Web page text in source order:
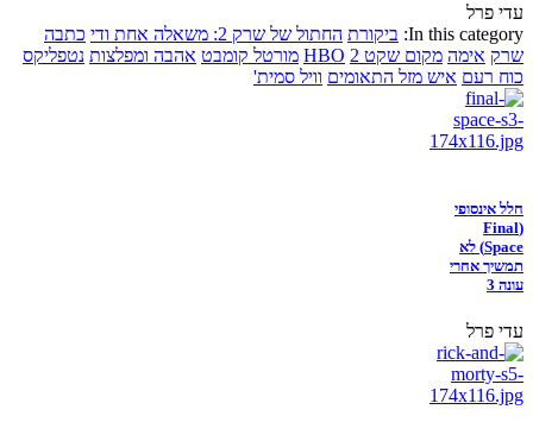
עדי פרל
In this category: ביקורת החתול של שרק 2: משאלה אחת ודי
כתבה
שרק אימה מקום שקט 2 HBO מורטל קומבט אהבה ומפלצות נטפליקס
כוח רעם איש מזל התאומים וויל סמית'
חלל אינסופי
(Final
Space) לא
תמשיך אחרי
עונה 3
עדי פרל